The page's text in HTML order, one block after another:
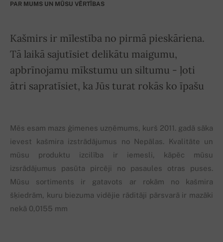
PAR MUMS UN MŪSU VĒRTĪBAS
Kašmirs ir mīlestība no pirmā pieskāriena.
Tā laikā sajutīsiet delikātu maigumu,
apbrīnojamu mīkstumu un siltumu - ļoti
ātri sapratīsiet, ka Jūs turat rokās ko īpašu
Mēs esam mazs ģimenes uzņēmums, kurš 2011. gadā sāka
ievest kašmira izstrādājumus no Nepālas. Kvalitāte un
mūsu produktu izcilība ir iemesli, kāpēc mūsu
izsrādājumus pasūta pircēji no pasaules otras puses.
Mūsu sortiments ir gatavots ar rokām no kašmira
šķiedrām, kuru biezuma vidējie rāditāji pārsvarā ir mazāki
nekā 0,0155 mm